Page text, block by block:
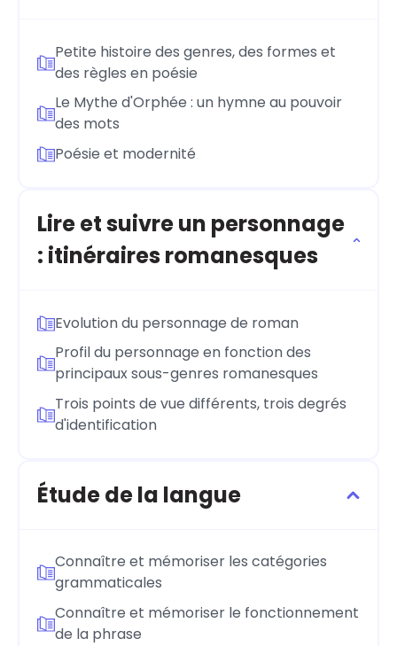
Petite histoire des genres, des formes et
des règles en poésie
Le Mythe d'Orphée : un hymne au pouvoir
des mots
Poésie et modernité
Lire et suivre un personnage
: itinéraires romanesques
Evolution du personnage de roman
Profil du personnage en fonction des
principaux sous-genres romanesques
Trois points de vue différents, trois degrés
d'identification
Étude de la langue
Connaître et mémoriser les catégories
grammaticales
Connaître et mémoriser le fonctionnement
de la phrase